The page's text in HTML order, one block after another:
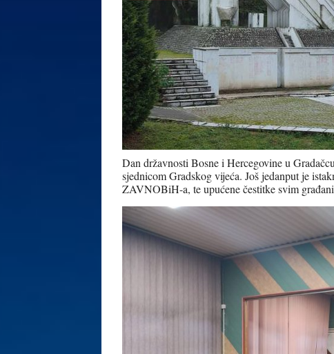
Dan državnosti Bosne i Hercegovine u
sjednicom Gradskog vijeća. Još jedanput je
ZAVNOBiH-a, te upućene čestitke svim